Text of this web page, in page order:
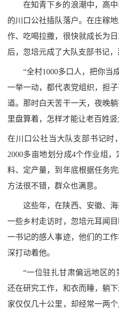
在知青下乡的浪潮中，高
的川口公社插队落户。在庄稼
作、吃喝拉撒，很快就成长为
后，忽培元成了大队支部书记，
“全村1000多口人，把你当
一举一动，都代表党组织，担
道。那时白天苦干一天，夜晚
里盘算着，怎样才能让老百姓竖
在川口公社当大队支部书记时
2000多亩地划分成4个作业组
料、定产量，到年底根据任务
方法很不错，群众也满意。
这些年，在陕西、安徽、
一些乡村走访时，忽培元耳闻
一书记的感人事迹，他们的工
深打动着他。
“一位驻扎甘肃偏远地区
还在研究工作，和衣而睡，躺
家仅仅几十公里，却经常一两